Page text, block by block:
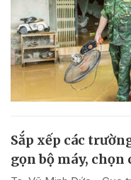
Sắp xếp các
gọn bộ máy, chọn